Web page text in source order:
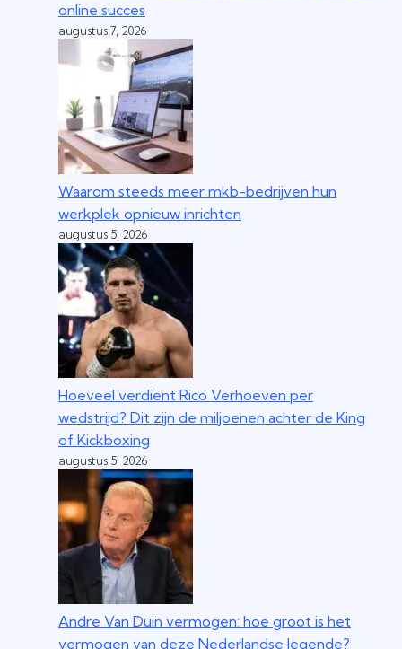
online succes
augustus 7, 2026
Waarom steeds meer mkb-bedrijven hun
werkplek opnieuw inrichten
augustus 5, 2026
Hoeveel verdient Rico Verhoeven per
wedstrijd? Dit zijn de miljoenen achter de King
of Kickboxing
augustus 5, 2026
Andre Van Duin vermogen: hoe groot is het
vermogen van deze Nederlandse legende?